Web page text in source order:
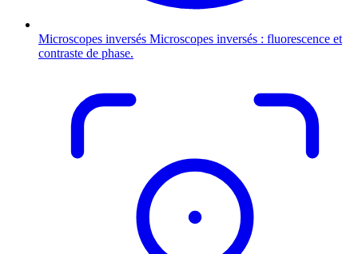
Microscopes inversés Microscopes inversés : fluorescence et
contraste de phase.